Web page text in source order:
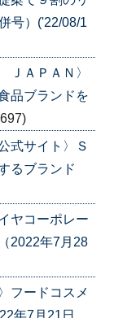
号）('22/08/1
ＡＰＡＮ〉
品ブランドを
式サイト〉Ｓ
るブランド
ヤコーポレー
2022年7月28
フードコスメ